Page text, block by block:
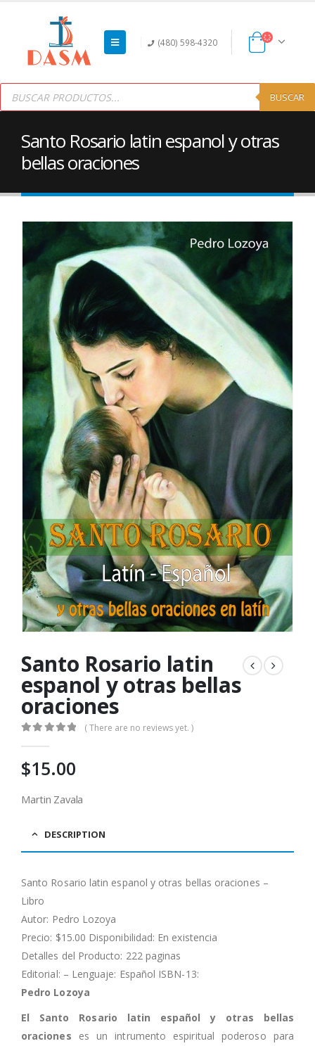
(480) 598-4320
Products
search BUSCAR
Santo Rosario latin espanol y otras
bellas oraciones
Santo Rosario latin
espanol y otras bellas
oraciones
( There are no reviews yet. )
$15.00
Martin Zavala
DESCRIPTION
Santo Rosario latin espanol y otras bellas oraciones –
Libro
Autor: Pedro Lozoya
Precio: $15.00 Disponibilidad: En existencia
Detalles del Producto: 222 paginas
Editorial: – Lenguaje: Español ISBN-13:
Pedro Lozoya
El Santo Rosario latin español y otras bellas
oraciones es un intrumento espiritual poderoso para